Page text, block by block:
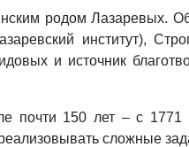
родом Лазаревых.
институт),
и источник
150 лет – с 1771
сложные